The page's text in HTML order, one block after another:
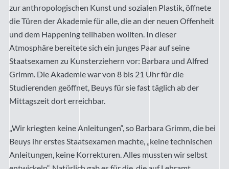
zur anthropologischen Kunst und sozialen Plastik, öffnete
die Türen der Akademie für alle, die an der neuen Offenheit
und dem Happening teilhaben wollten. In dieser
Atmosphäre bereitete sich ein junges Paar auf seine
Staatsexamen zu Kunsterziehern vor: Barbara und Alfred
Grimm. Die Akademie war von 8 bis 21 Uhr für die
Studierenden geöffnet, Beuys für sie fast täglich ab der
Mittagszeit dort erreichbar.
„Wir kriegten keine Anleitungen“, so Barbara Grimm, die bei
Beuys ihr erstes Staatsexamen machte, „keine technischen
Anleitungen, keine Korrekturen. Alles mussten wir selbst